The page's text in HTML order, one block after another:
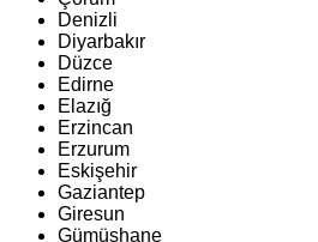
Denizli
Diyarbakır
Düzce
Edirne
Elazığ
Erzincan
Erzurum
Eskişehir
Gaziantep
Giresun
Gümüşhane